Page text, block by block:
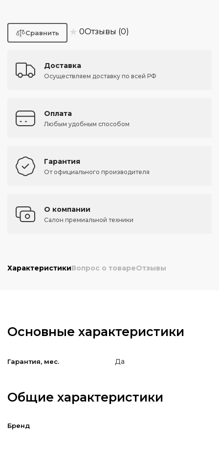
★ 0Отзывы (0)
Доставка
Осуществляем доставку по всей РФ
Оплата
Любым удобным способом
Гарантия
От официального производителя
О компании
Салон премиальной техники
ХарактеристикиВопрос о товареОтзывы
Основные характеристики
Гарантия, мес. Да
Общие характеристики
Бренд